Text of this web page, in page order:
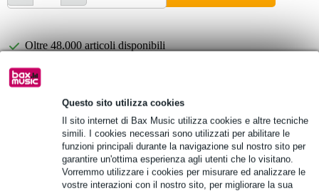
Questo sito utilizza cookies
Il sito internet di Bax Music utilizza cookies e altre tecniche
simili. I cookies necessari sono utilizzati per abilitare le
funzioni principali durante la navigazione sul nostro sito per
garantire un'ottima esperienza agli utenti che lo visitano.
Vorremmo utilizzare i cookies per misurare ed analizzare le
vostre interazioni con il nostro sito, per migliorare la sua
Oltre 48.000 articoli disponibili
1.250 marchi leader
Informazioni sul prodotto
tensione: 100 V
diametro esterno: 38
profondità: 56